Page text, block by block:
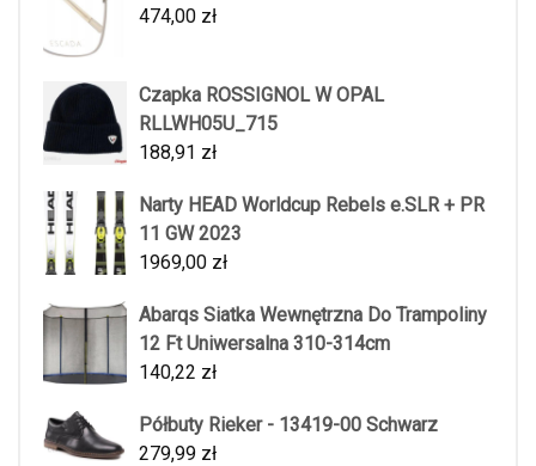
474,00 zł
Czapka ROSSIGNOL W OPAL
RLLWH05U_715
188,91 zł
Narty HEAD Worldcup Rebels e.SLR + PR
11 GW 2023
1969,00 zł
Abarqs Siatka Wewnętrzna Do Trampoliny
12 Ft Uniwersalna 310-314cm
140,22 zł
Półbuty Rieker - 13419-00 Schwarz
279,99 zł